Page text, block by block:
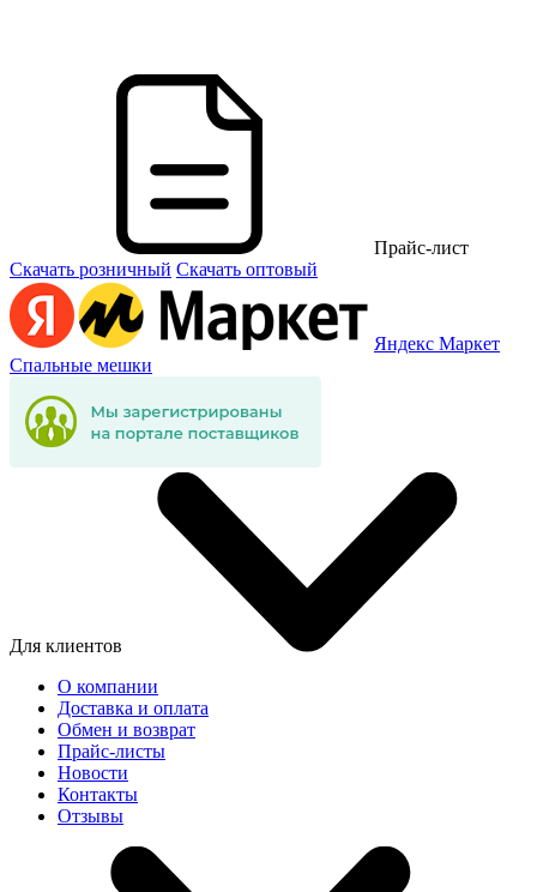
Прайс-лист
Скачать розничный Скачать оптовый
Яндекс Маркет
Спальные мешки
Для клиентов
О компании
Доставка и оплата
Обмен и возврат
Прайс-листы
Новости
Контакты
Отзывы